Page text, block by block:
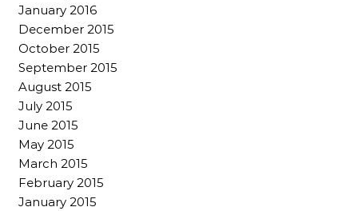
January 2016
December 2015
October 2015
September 2015
August 2015
July 2015
June 2015
May 2015
March 2015
February 2015
January 2015